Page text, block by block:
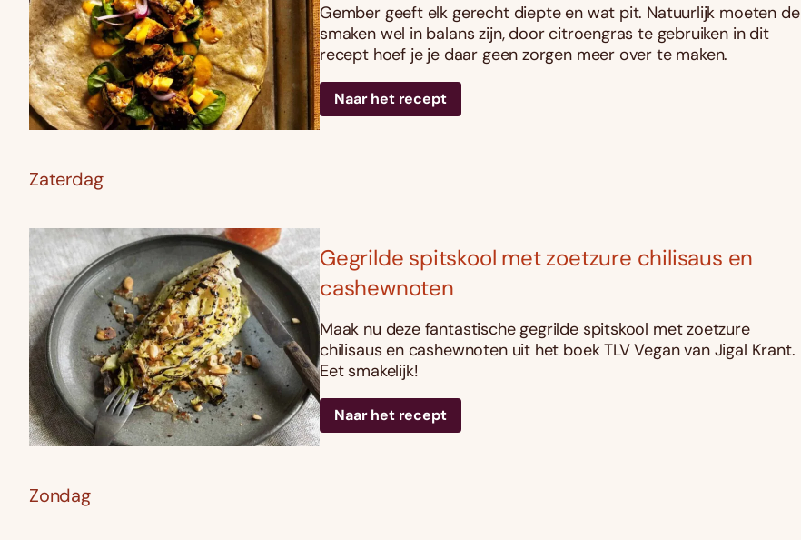
Gember geeft elk gerecht diepte en wat pit. Natuurlijk moeten de
smaken wel in balans zijn, door citroengras te gebruiken in dit
recept hoef je je daar geen zorgen meer over te maken.
Naar het recept
Zaterdag
Gegrilde spitskool met zoetzure chilisaus en
cashewnoten
Maak nu deze fantastische gegrilde spitskool met zoetzure
chilisaus en cashewnoten uit het boek TLV Vegan van Jigal Krant.
Eet smakelijk!
Naar het recept
Zondag